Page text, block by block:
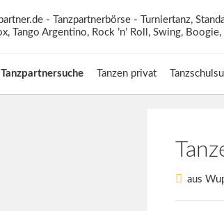
Tanzpartnersuche Tanzen privat
aus